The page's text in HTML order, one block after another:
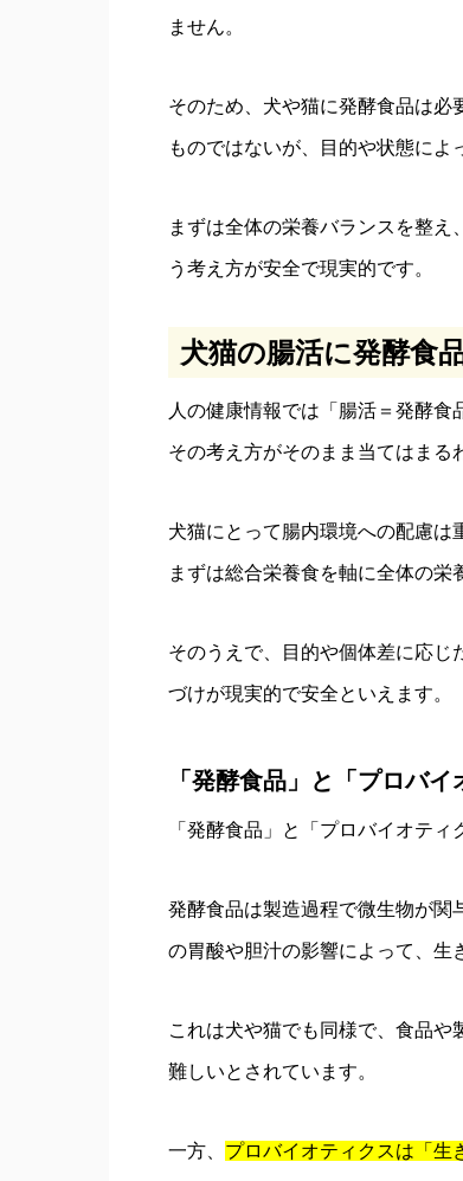
ません。
そのため、犬や猫に発酵食品は必
ものではないが、目的や状態によ
まずは全体の栄養バランスを整
う考え方が安全で現実的です。
犬猫の腸活に発酵食
人の健康情報では「腸活＝発酵
その考え方がそのまま当てはまる
犬猫にとって腸内環境への配慮は
まずは総合栄養食を軸に全体の栄
そのうえで、目的や個体差に応じ
づけが現実的で安全といえます。
「発酵食品」と「プロバ
「発酵食品」と「プロバイオテ
発酵食品は製造過程で微生物が関
の胃酸や胆汁の影響によって、生
これは犬や猫でも同様で、食品
難しいとされています。
一方、 プロバイオティクスは「生